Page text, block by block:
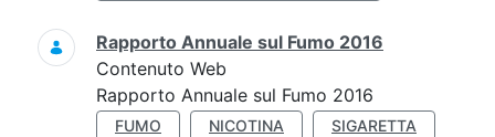
Rapporto Annuale sul Fumo 2016
Contenuto Web
Rapporto Annuale sul Fumo 2016
FUMO NICOTINA
SIGARETTA